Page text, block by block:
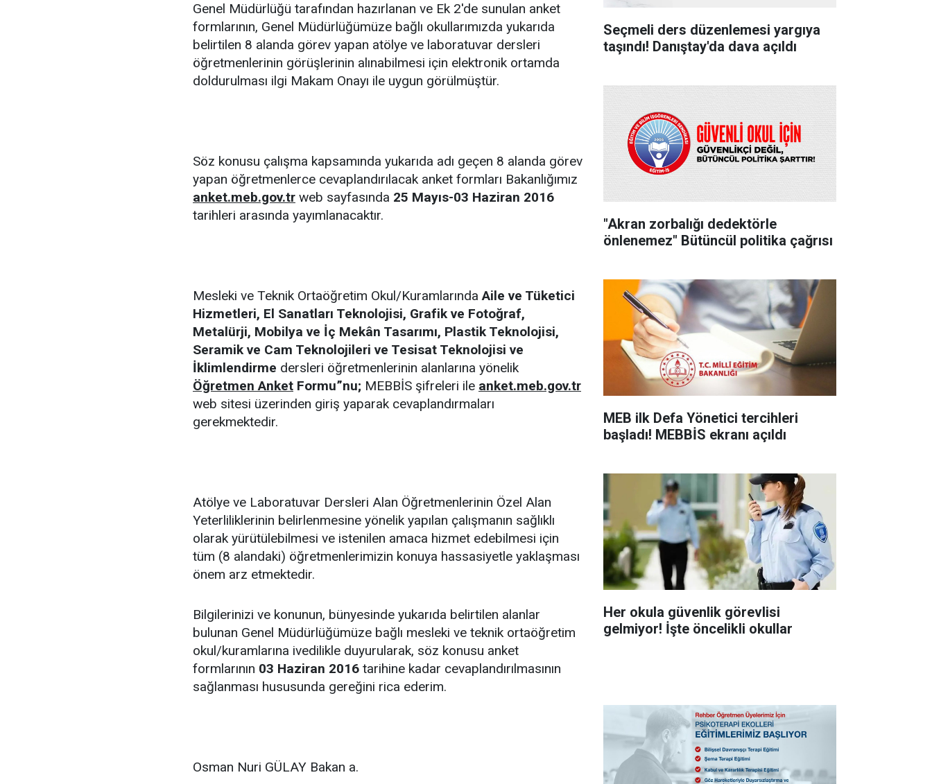
Genel Müdürlüğü tarafından hazırlanan ve Ek 2'de sunulan anket
formlarının, Genel Müdürlüğümüze bağlı okullarımızda yukarıda
belirtilen 8 alanda görev yapan atölye ve laboratuvar dersleri
öğretmenlerinin görüşlerinin alınabilmesi için elektronik ortamda
doldurulması ilgi Makam Onayı ile uygun görülmüştür.
Söz konusu çalışma kapsamında yukarıda adı geçen 8 alanda görev
yapan öğretmenlerce cevaplandırılacak anket formları Bakanlığımız
anket.meb.gov.tr web sayfasında 25 Mayıs-03 Haziran 2016
tarihleri arasında yayımlanacaktır.
Mesleki ve Teknik Ortaöğretim Okul/KuramlarındaAile ve Tüketici
Hizmetleri, El Sanatları Teknolojisi, Grafik ve Fotoğraf,
Metalürji, Mobilya ve İç Mekân Tasarımı, Plastik Teknolojisi,
Seramik ve Cam Teknolojileri ve Tesisat Teknolojisi ve
İklimlendirme dersleri öğretmenlerinin alanlarına yönelik
Öğretmen Anket Formu”nu; MEBBİS şifreleri ile anket.meb.gov.tr
web sitesi üzerinden giriş yaparak cevaplandırmaları
gerekmektedir.
Atölye ve Laboratuvar Dersleri Alan Öğretmenlerinin Özel Alan
Yeterliliklerinin belirlenmesine yönelik yapılan çalışmanın sağlıklı
olarak yürütülebilmesi ve istenilen amaca hizmet edebilmesi için
tüm (8 alandaki) öğretmenlerimizin konuya hassasiyetle yaklaşması
önem arz etmektedir.
Bilgilerinizi ve konunun, bünyesinde yukarıda belirtilen alanlar
bulunan Genel Müdürlüğümüze bağlı mesleki ve teknik ortaöğretim
okul/kuramlarına ivedilikle duyurularak, söz konusu anket
formlarının 03 Haziran 2016 tarihine kadar cevaplandırılmasının
sağlanması hususunda gereğini rica ederim.
Osman Nuri GÜLAY Bakan a.
Seçmeli ders düzenlemesi yargıya
taşındı! Danıştay'da dava açıldı
"Akran zorbalığı dedektörle
önlenemez" Bütüncül politika çağrısı
MEB ilk Defa Yönetici tercihleri
başladı! MEBBİS ekranı açıldı
Her okula güvenlik görevlisi
gelmiyor! İşte öncelikli okullar